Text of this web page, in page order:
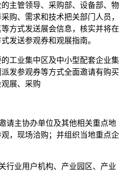
主管领导、采购部、设备部、物
购、需求和技术把关部门人员，
方式发送展会信息，核实并将在
发送参观券和观展指南。
工业集中区及中小型配套企业集
发参观券等方式全面邀请有购买
展、采购
请主协办单位及其他相关重点地
，现场洽购；并组织当地重点企
行业用户机构、产业园区、产业